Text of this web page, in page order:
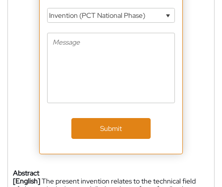
Invention (PCT National Phase)
Submit
Abstract
[English]The present invention relates to the technical field